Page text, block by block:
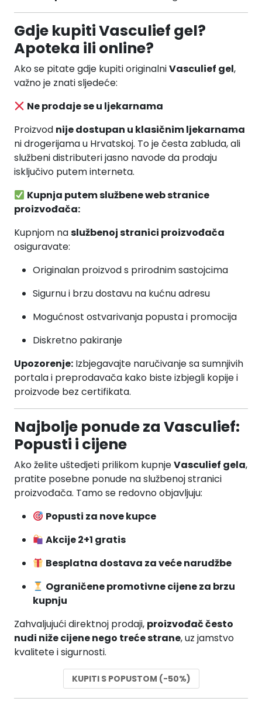
Gdje kupiti Vasculief gel?
Apoteka ili online?
Ako se pitate gdje kupiti originalniVasculief gel,
važno je znati sljedeće:
Ne prodaje se u ljekarnama
Proizvod nije dostupan u klasičnim ljekarnama
ni drogerijama u Hrvatskoj. To je česta zabluda, ali
službeni distributeri jasno navode da prodaju
isključivo putem interneta.
Kupnja putem službene web stranice
proizvođača:
Kupnjom naslužbenoj stranici proizvođača
osiguravate:
Originalan proizvod s prirodnim sastojcima
Sigurnu i brzu dostavu na kućnu adresu
Mogućnost ostvarivanja popusta i promocija
Diskretno pakiranje
Upozorenje: Izbjegavajte naručivanje sa sumnjivih
portala i preprodavača kako biste izbjegli kopije i
proizvode bez certifikata.
Najbolje ponude za Vasculief:
Popusti i cijene
Ako želite uštedjeti prilikom kupnjeVasculief gela,
pratite posebne ponude na službenoj stranici
proizvođača. Tamo se redovno objavljuju:
Popusti za nove kupce
Akcije 2+1 gratis
Besplatna dostava za veće narudžbe
Ograničene promotivne cijene za brzu
kupnju
Zahvaljujući direktnoj prodaji, proizvođač često
nudi niže cijene nego treće strane, uz jamstvo
kvalitete i sigurnosti.
KUPITI S POPUSTOM (-50%)